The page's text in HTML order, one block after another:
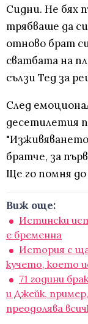
Сидни. Не бях
трябваше да
отново брат
сватбата на
сълзи Тед за
След
десетилетия
братче, за
Ще го помня до
Виж още:
Истински
е бременна
История с
кучето, което
71 години
и Джейк,
преодолява